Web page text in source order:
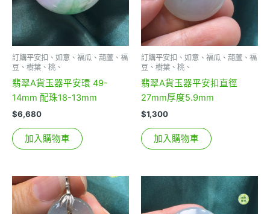
訂購平安扣、如意、福瓜、葫蘆、福
豆、樹葉、桃、
翡翠A貨玉器平安環 49-
14mm 配珠18-13mm
$6,680
加入購物車
訂購平安扣、如意、福瓜、葫蘆、福
豆、樹葉、桃、
翡翠A貨玉器平安扣直徑
27mm厚度5.9mm
$1,300
加入購物車